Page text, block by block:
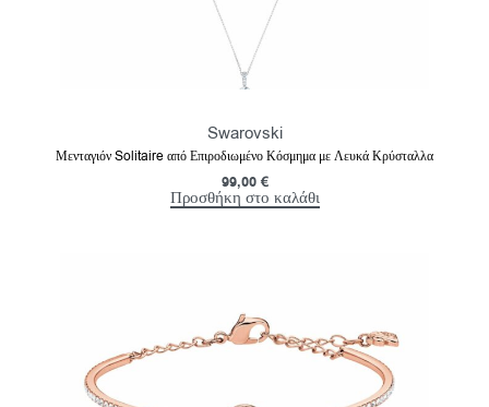
Swarovski
Μενταγιόν Solitaire από Επιροδιωμένο Κόσμημα με Λευκά Κρύσταλλα
99,00 €
Προσθήκη στο καλάθι